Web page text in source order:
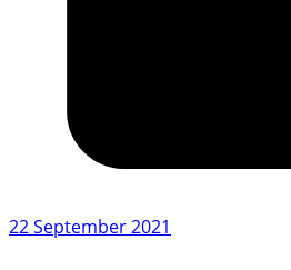
22 September 2021